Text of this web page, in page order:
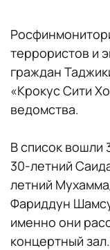
террористов и
граждан
«Крокус Сити
ведомства.
В список
30-летний
летний
Фариддун
именно они
концертный зал.